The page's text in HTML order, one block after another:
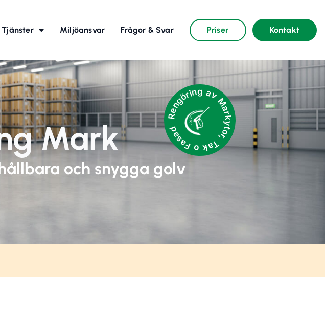
Tjänster Miljöansvar Frågor & Svar Priser Kontakt
Rengöring av Markytor, Tak o Fasad
Mark
och snygga golv